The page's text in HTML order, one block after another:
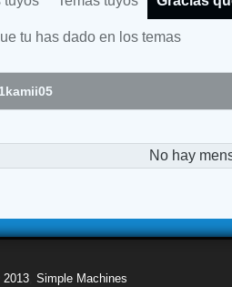
tu has dado en los temas
No hay
Simple Machines